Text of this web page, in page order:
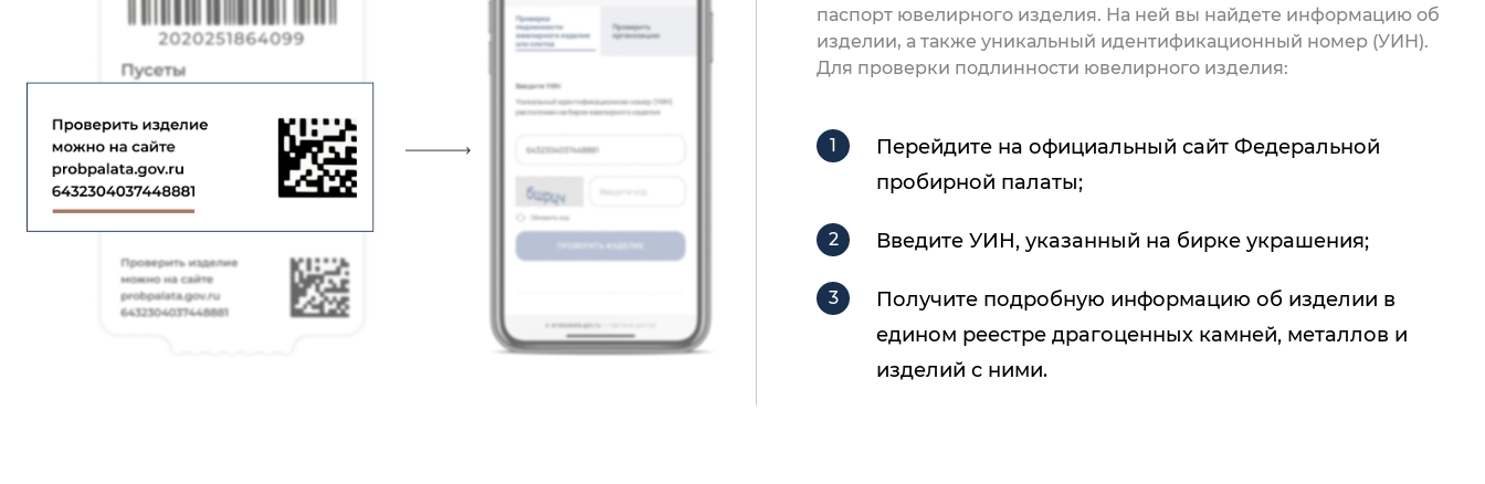
паспорт ювелирного изделия. На ней вы найдете информацию об
изделии, а также уникальный идентификационный номер (УИН).
Для проверки подлинности ювелирного изделия:
Перейдите на официальный сайт Федеральной
пробирной палаты;
Введите УИН, указанный на бирке украшения;
Получите подробную информацию об изделии в
едином реестре драгоценных камней, металлов и
изделий с ними.